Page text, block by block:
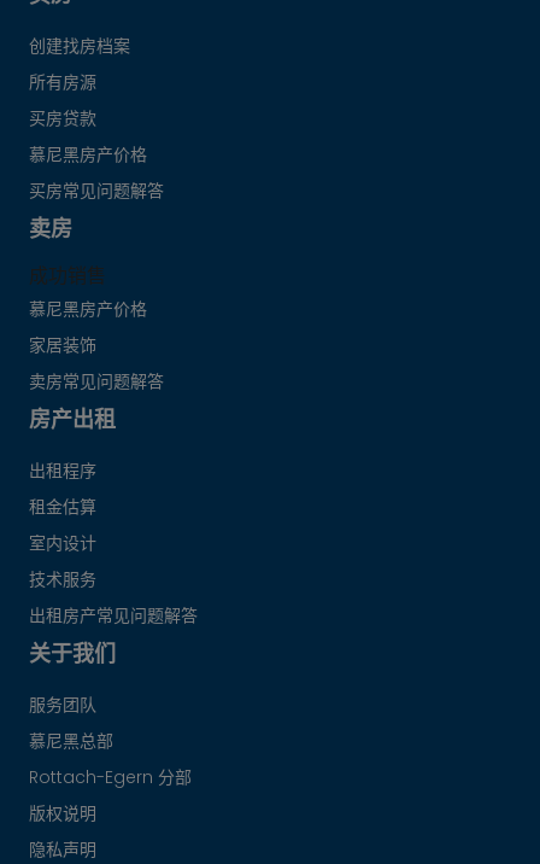
创建找房档案
所有房源
买房贷款
慕尼黑房产价格
买房常见问题解答
卖房
成功销售
慕尼黑房产价格
家居装饰
卖房常见问题解答
房产出租
出租程序
租金估算
室内设计
技术服务
出租房产常见问题解答
关于我们
服务团队
慕尼黑总部
Rottach-Egern 分部
版权说明
隐私声明